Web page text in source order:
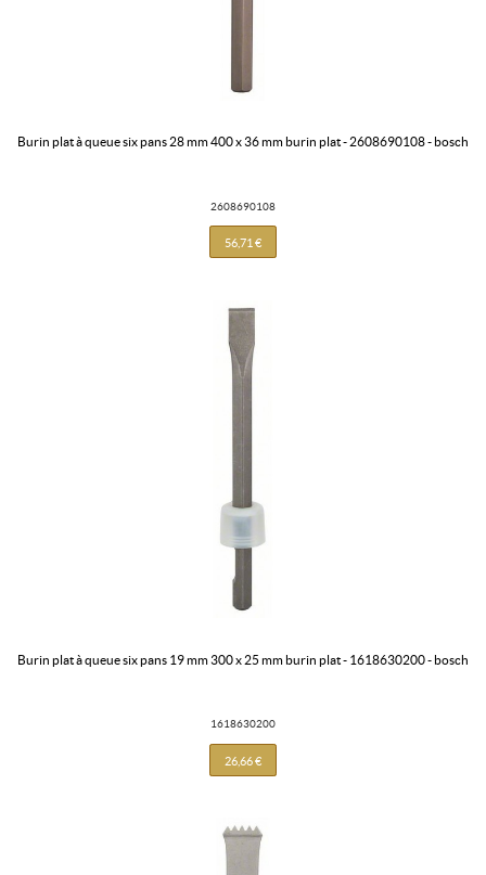
burin plat à queue six pans 28 mm 400 x 36 mm burin plat - 2608690108 - bosch
2608690108
56,71 €
burin plat à queue six pans 19 mm 300 x 25 mm burin plat - 1618630200 - bosch
1618630200
26,66 €